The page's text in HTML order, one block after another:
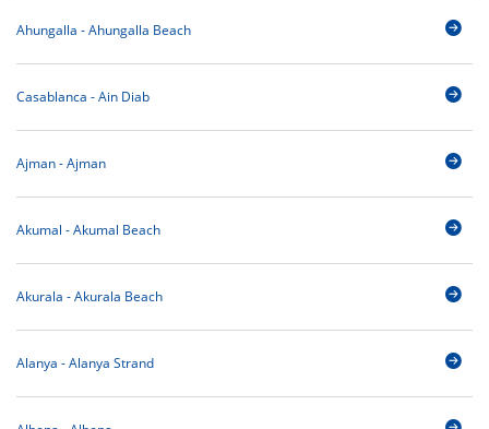
Ahungalla - Ahungalla Beach
Casablanca - Ain Diab
Ajman - Ajman
Akumal - Akumal Beach
Akurala - Akurala Beach
Alanya - Alanya Strand